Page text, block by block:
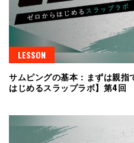
LESSON
サムピングの基本：まずは親指
はじめるスラップラボ】第4回